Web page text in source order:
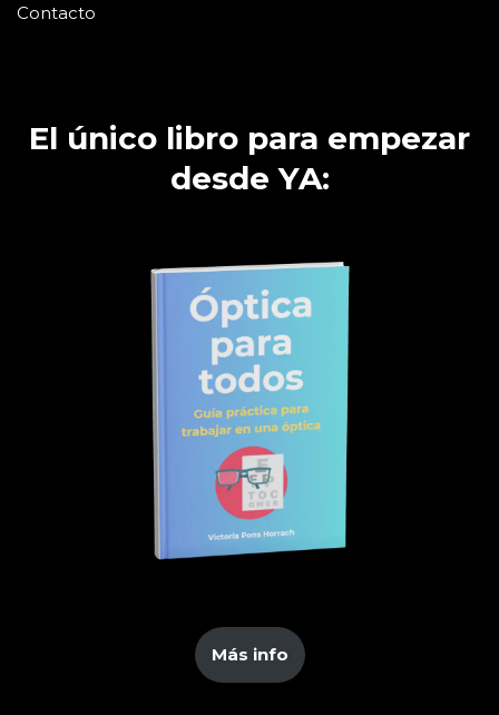
Contacto
El único libro para empezar
desde YA:
Más info